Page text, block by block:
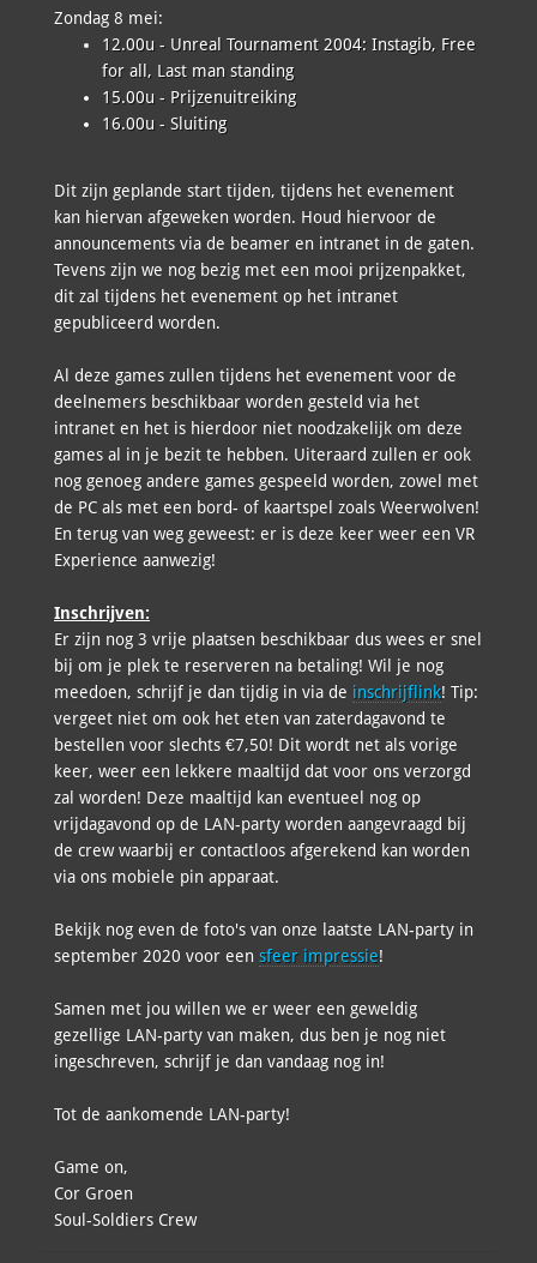
Zondag 8 mei:
12.00u - Unreal Tournament 2004: Instagib, Free
for all, Last man standing
15.00u - Prijzenuitreiking
16.00u - Sluiting
Dit zijn geplande start tijden, tijdens het evenement
kan hiervan afgeweken worden. Houd hiervoor de
announcements via de beamer en intranet in de gaten.
Tevens zijn we nog bezig met een mooi prijzenpakket,
dit zal tijdens het evenement op het intranet
gepubliceerd worden.
Al deze games zullen tijdens het evenement voor de
deelnemers beschikbaar worden gesteld via het
intranet en het is hierdoor niet noodzakelijk om deze
games al in je bezit te hebben. Uiteraard zullen er ook
nog genoeg andere games gespeeld worden, zowel met
de PC als met een bord- of kaartspel zoals Weerwolven!
En terug van weg geweest: er is deze keer weer een VR
Experience aanwezig!
Inschrijven:
Er zijn nog 3 vrije plaatsen beschikbaar dus wees er snel
bij om je plek te reserveren na betaling! Wil je nog
meedoen, schrijf je dan tijdig in via de inschrijflink! Tip:
vergeet niet om ook het eten van zaterdagavond te
bestellen voor slechts €7,50! Dit wordt net als vorige
keer, weer een lekkere maaltijd dat voor ons verzorgd
zal worden! Deze maaltijd kan eventueel nog op
vrijdagavond op de LAN-party worden aangevraagd bij
de crew waarbij er contactloos afgerekend kan worden
via ons mobiele pin apparaat.
Bekijk nog even de foto's van onze laatste LAN-party in
september 2020 voor een sfeer impressie!
Samen met jou willen we er weer een geweldig
gezellige LAN-party van maken, dus ben je nog niet
ingeschreven, schrijf je dan vandaag nog in!
Tot de aankomende LAN-party!
Game on,
Cor Groen
Soul-Soldiers Crew